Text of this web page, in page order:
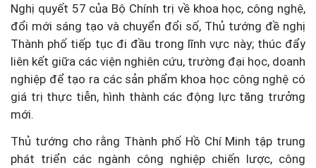
Nghị quyết 57 của Bộ Chính trị về khoa học, công nghệ,
đổi mới sáng tạo và chuyển đổi số, Thủ tướng đề nghị
Thành phố tiếp tục đi đầu trong lĩnh vực này; thúc đẩy
liên kết giữa các viện nghiên cứu, trường đại học, doanh
nghiệp để tạo ra các sản phẩm khoa học công nghệ có
giá trị thực tiễn, hình thành các động lực tăng trưởng
mới.
Thủ tướng cho rằng Thành phố Hồ Chí Minh tập trung
phát triển các ngành công nghiệp chiến lược, công